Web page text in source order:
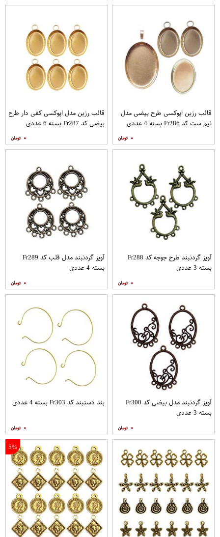
قالب رزین اپوکسی طرح بیضی مدل
نیم ست کد Fr286 بسته 4 عددی
۰
قالب رزین مدل اپوکسی کفی دار طرح
بیضی کد Fr287 بسته 6 عددی
۰
آویز گردنبند طرح جوجه کد Fr288
بسته 3 عددی
۰
آویز گردنبند مدل قلب کد Fr289
بسته 4 عددی
۰
آویز گردنبند مدل بیضی کد Fr300
بسته 3 عددی
۰
بند دستبند کد Fr303 بسته 4 عددی
۰
5%